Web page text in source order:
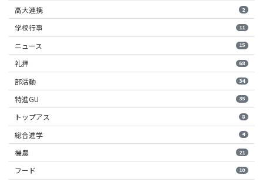
高大連携 2
学校行事 11
ニュース 15
礼拝 68
部活動 34
特進GU 35
トップアス 8
総合進学 4
機農 21
フード 10